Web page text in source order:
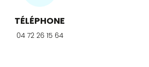
TÉLÉPHONE
04 72 26 15 64